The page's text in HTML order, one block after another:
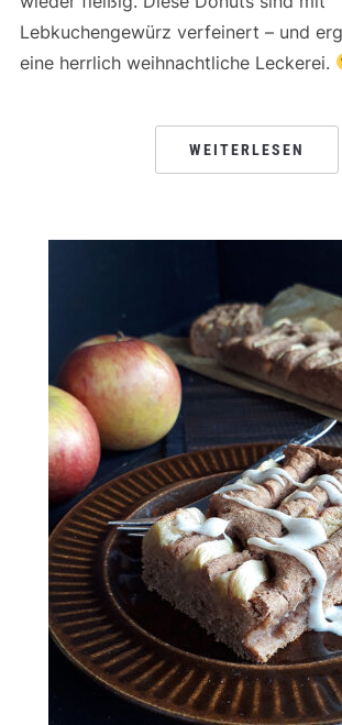
Lebkuchengewürz verfeinert – und
eine herrlich weihnachtliche Leckerei.
WEITERLESEN